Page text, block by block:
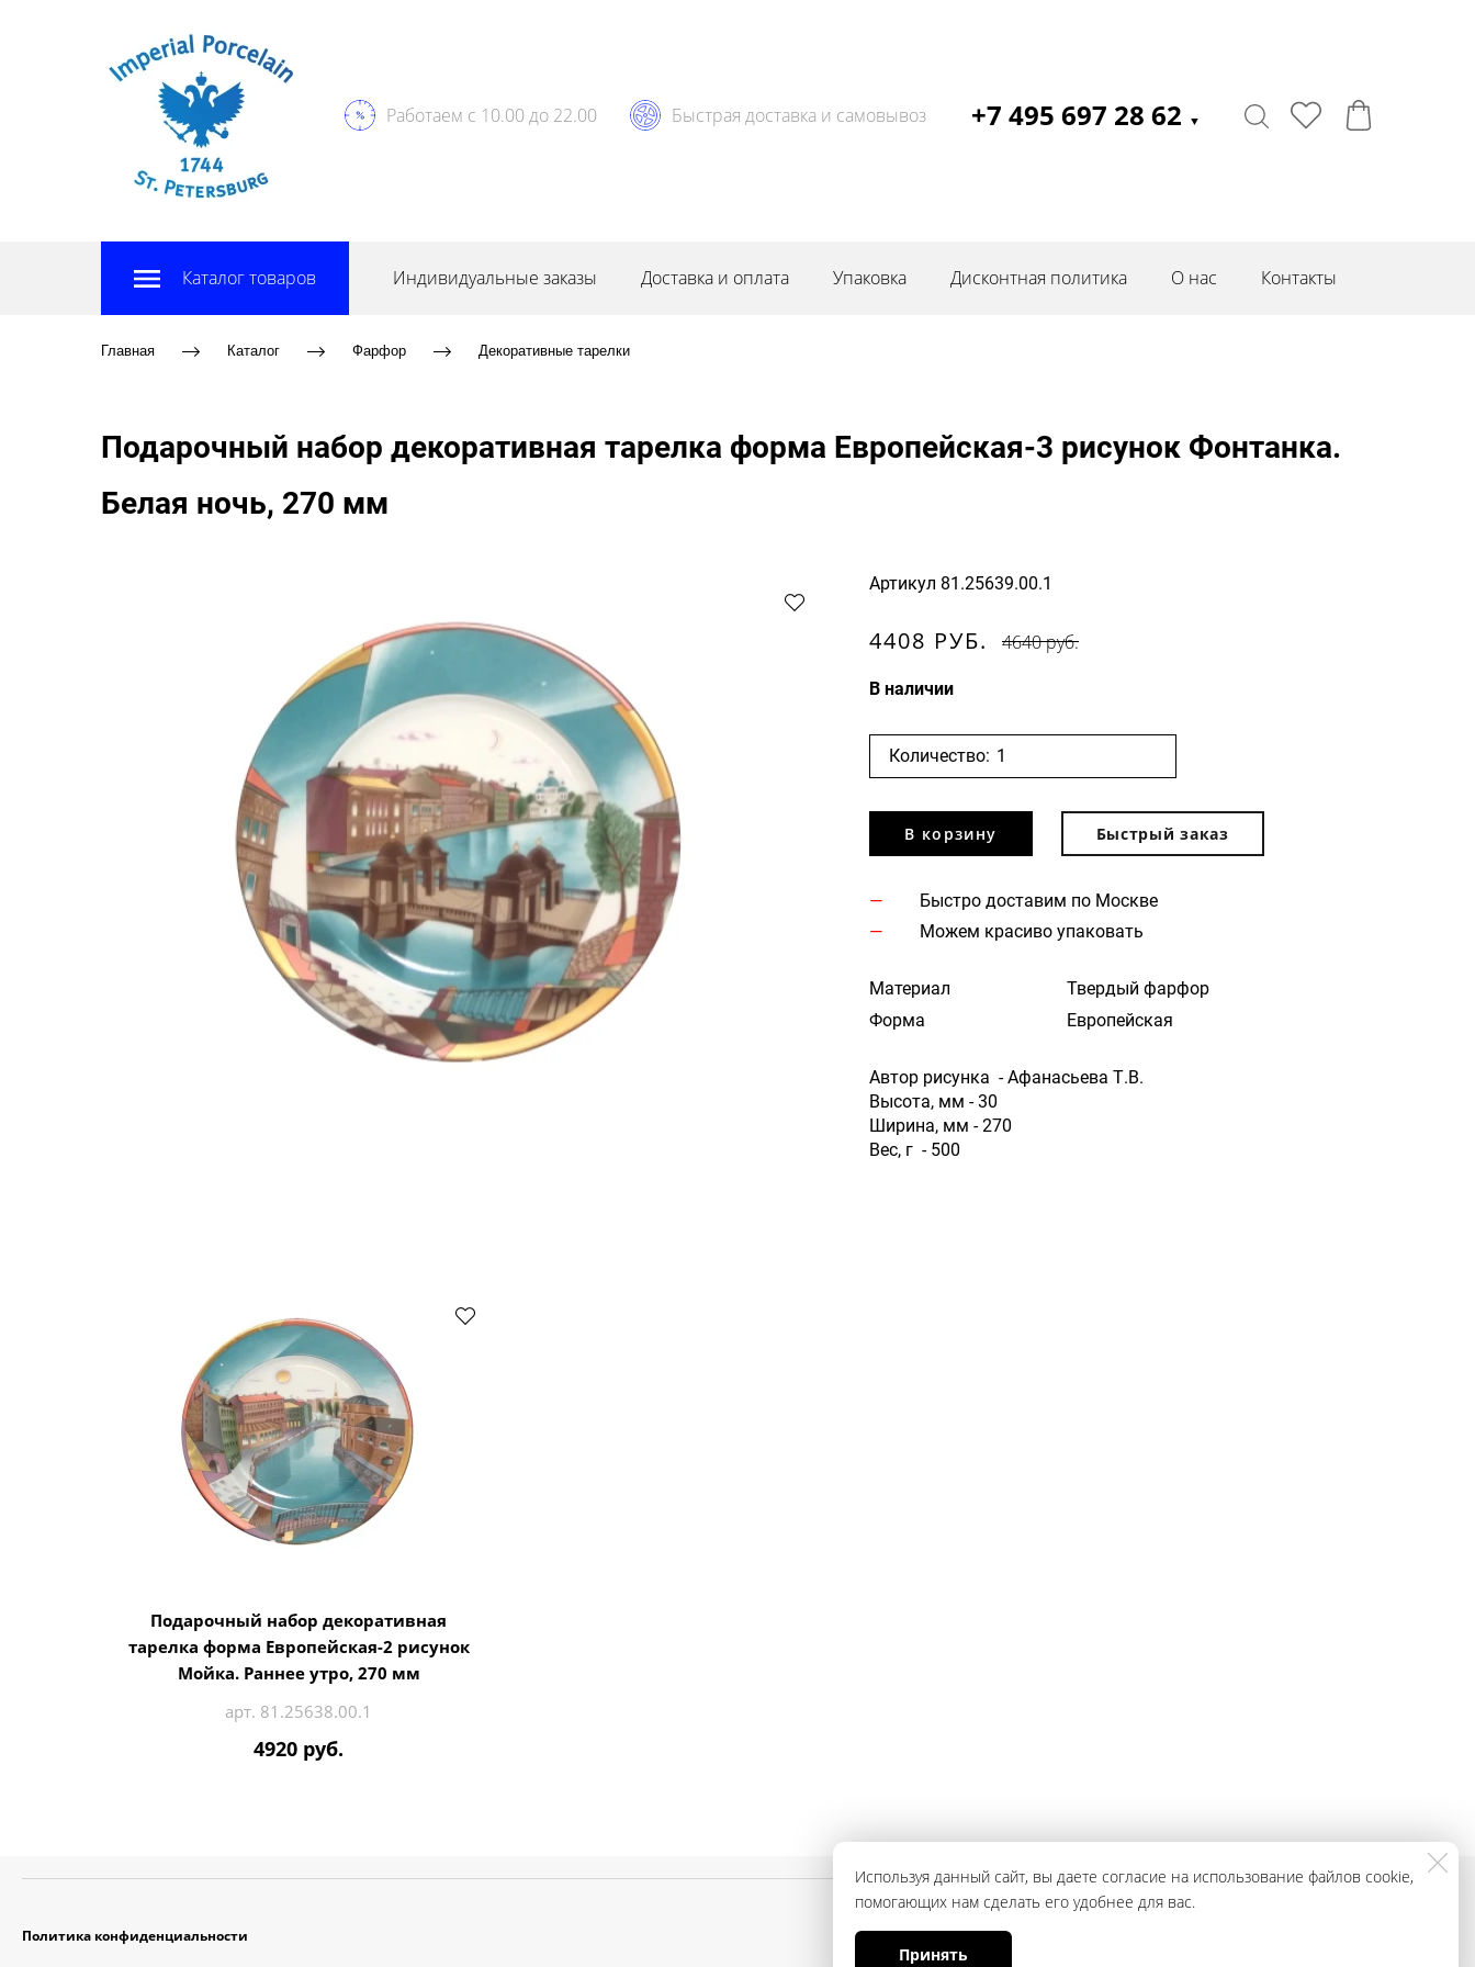
Работаем с 10.00 до 22.00 Быстрая доставка и самовывоз +7 495 697 28 62 ▼
Каталог товаров Индивидуальные заказы Доставка и оплата Упаковка Дисконтная политика О нас Контакты
Главная Каталог Фарфор Декоративные тарелки
Подарочный набор декоративная тарелка форма Европейская-3 рисунок Фонтанка.
Белая ночь, 270 мм
Артикул 81.25639.00.1
4408 РУБ. 4640 руб.
В наличии
Количество:
В корзину Быстрый заказ
Быстро доставим по Москве
Можем красиво упаковать
Материал
Твердый фарфор
Форма
Европейская
Автор рисунка - Афанасьева Т.В.
Высота, мм - 30
Ширина, мм - 270
Вес, г - 500
Подарочный набор декоративная
тарелка форма Европейская-2 рисунок
Мойка. Раннее утро, 270 мм
арт. 81.25638.00.1
4920 руб.
Используя данный сайт, вы даете согласие на использование файлов cookie,
помогающих нам сделать его удобнее для вас.
Принять
Политика конфиденциальности